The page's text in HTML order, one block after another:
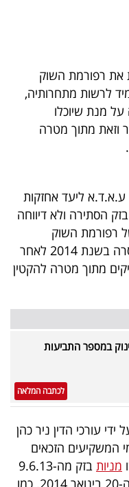
את רפורמת השוק
לרשות מתחרותיה,
מנת שיוכלו
וזאת מתוך מטרה
ליעד אחזקות
הסתירה ולא דיווחה
רפורמת השוק
הסיטונאי בשנת 2013 והמידע שמסרה בשנת 2014 לאחר
מתוך מטרה להקטין
במספר התביעות
לכתבה המלאה
עורכי הדין ניר כהן
המשקיעים הזכאים
מניות
בזק מה-9.6.13